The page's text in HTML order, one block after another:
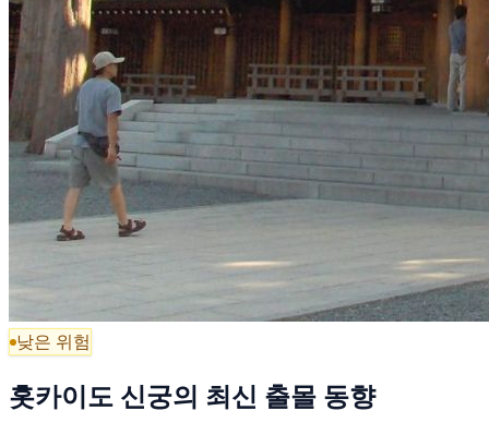
낮은 위험
홋카이도 신궁의 최신 출몰 동향